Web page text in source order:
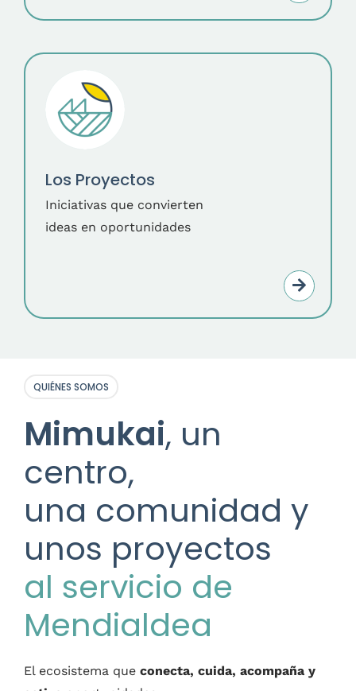
Los Proyectos
Iniciativas que convierten
ideas en oportunidades
QUIÉNES SOMOS
Mimukai, un
centro,
una comunidad y
unos proyectos
al servicio de
Mendialdea
El ecosistema queconecta, cuida, acompaña y